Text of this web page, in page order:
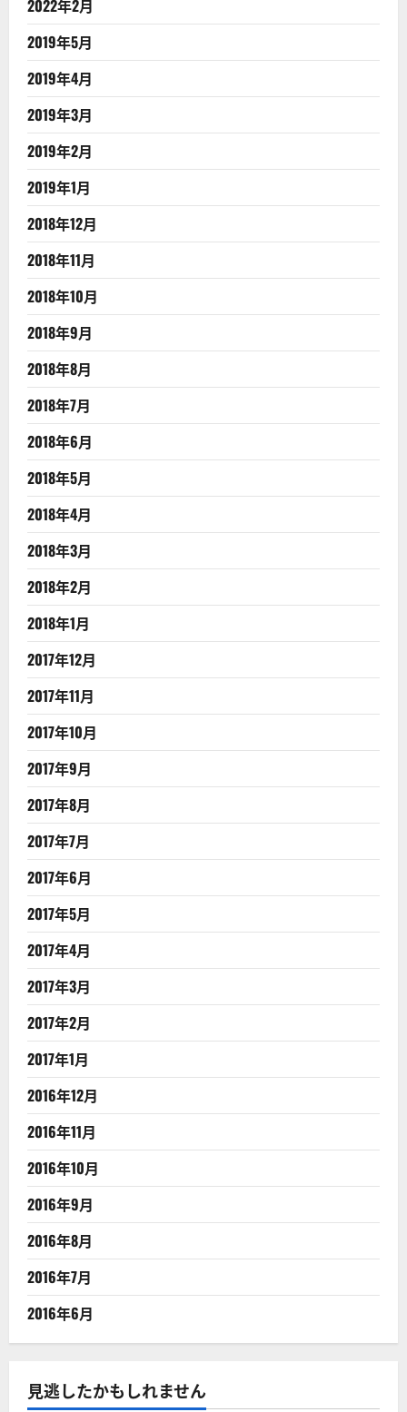
2022年2月
2019年5月
2019年4月
2019年3月
2019年2月
2019年1月
2018年12月
2018年11月
2018年10月
2018年9月
2018年8月
2018年7月
2018年6月
2018年5月
2018年4月
2018年3月
2018年2月
2018年1月
2017年12月
2017年11月
2017年10月
2017年9月
2017年8月
2017年7月
2017年6月
2017年5月
2017年4月
2017年3月
2017年2月
2017年1月
2016年12月
2016年11月
2016年10月
2016年9月
2016年8月
2016年7月
2016年6月
見逃したかもしれません